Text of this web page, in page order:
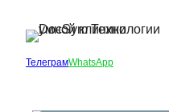
ТелеграмWhatsApp